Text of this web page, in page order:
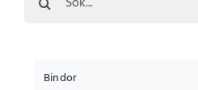
efter:
Bindor